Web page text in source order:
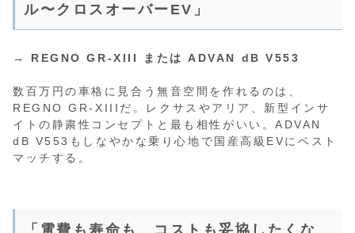
ル〜クロスオーバーEV」
→ REGNO GR-XIII または ADVAN dB V553
数百万円の車格に見合う無音空間を作れるのは、
REGNO GR-XIIIだ。レクサスやアリア、新型インサ
イトの静粛性コンセプトと最も相性がいい。ADVAN
dB V553もしなやかな乗り心地で国産高級EVにベスト
マッチする。
「電費も寿命も、コストも妥協したくな